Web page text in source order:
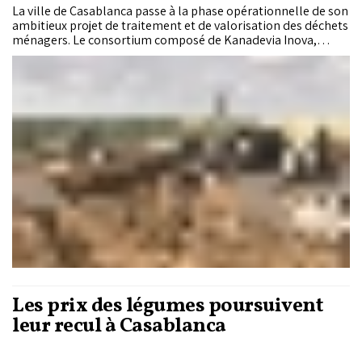
La ville de Casablanca passe à la phase opérationnelle de son
ambitieux projet de traitement et de valorisation des déchets
ménagers. Le consortium composé de Kanadevia Inova,
Nareva et Itochu a signé le contrat de concession avec la
l'électricité avec SRM Casablanca-Settat et l'ONEE, ouvrant la
voie au lancement des travaux préparatoires.
Les prix des légumes poursuivent
leur recul à Casablanca